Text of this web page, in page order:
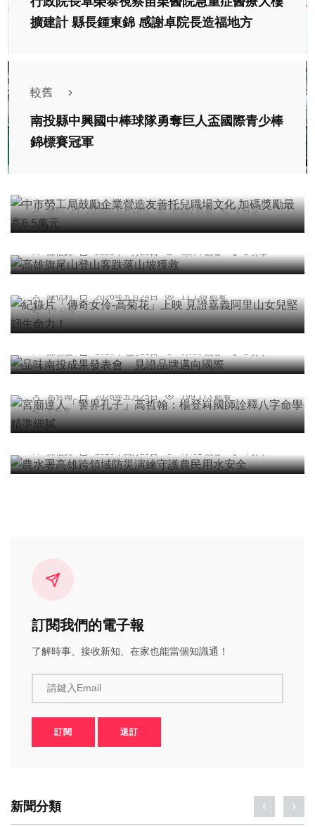
擴建計 縣長鍾東錦 感謝卓院長造福地方
較舊
南投縣中興國中棒球隊勇奪巨人盃國際青少棒
錦標賽冠軍
陳明 2026年五月19日 8,452 觀看 4 分享
社會
高雄旗尾山登山客跌落山坡獲救
陳信銘 2026年一月26日 8,574 觀看 2 分享
紀錄片「傳奇女伶-高菊花」上映 見證嘉義阿里山
陳信利 2026年五月24日
11,139 觀看
13 分享
農業
品味南投成果發表會 見證品牌邁向國際
宮廟達人「警界孔子」高哲翰：楊登嵙國師詮釋八
高哲翰 2026年五月25日
199,173 觀看
6 分享
綜合新聞
農水署高雄跨領域防災演練守護農民用水安全
陳信銘 2026年四月23日 7,402 觀看 4 分享
訂閱我們的電子報
了解時事、接收新知、在家也能當個知識通！
請鍵入Email
訂閱 退訂
新聞分類